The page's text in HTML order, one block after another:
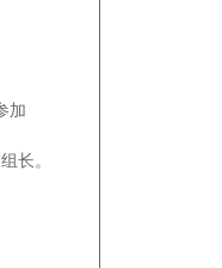
加
长。